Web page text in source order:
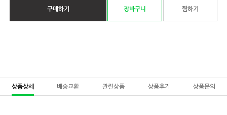
구매하기 장바구니 찜하기
상품상세 배송교환 관련상품 상품후기 상품문의